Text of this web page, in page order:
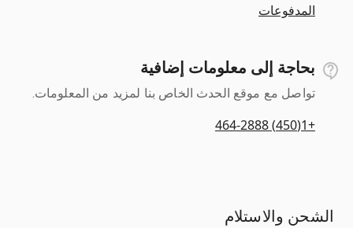
المدفوعات
بحاجة إلى معلومات إضافية
تواصل مع موقع الحدث الخاص بنا لمزيد من المعلومات.
+1(450) 464-2888
الشحن والاستلام